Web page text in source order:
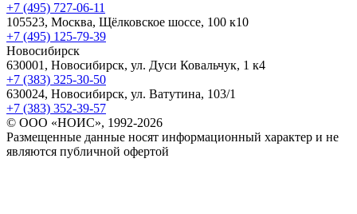
+7 (495) 727-06-11
105523, ​Москва, Щёлковское шоссе, 100 к10
+7 (495) 125-79-39
Новосибирск
630001, Новосибирск, ул. Дуси Ковальчук, 1 к4
+7 (383) 325-30-50
630024, Новосибирск, ул. Ватутина, 103/1
+7 (383) 352-39-57
© ООО «НОИС», 1992-2026
Размещенные данные носят информационный характер и не
являются публичной офертой